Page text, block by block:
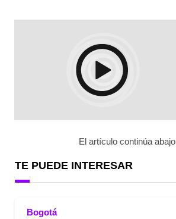
El artículo continúa abajo
TE PUEDE INTERESAR
Bogotá